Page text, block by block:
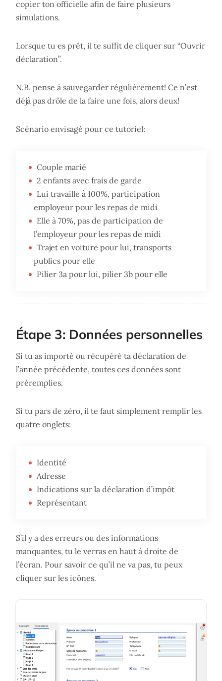
copier ton officielle afin de faire plusieurs
simulations.
Lorsque tu es prêt, il te suffit de cliquer sur “Ouvrir
déclaration”.
N.B. pense à sauvegarder régulièrement! Ce n’est
déjà pas drôle de la faire une fois, alors deux!
Scénario envisagé pour ce tutoriel:
Couple marié
2 enfants avec frais de garde
Lui travaille à 100%, participation
employeur pour les repas de midi
Elle à 70%, pas de participation de
l’employeur pour les repas de midi
Trajet en voiture pour lui, transports
publics pour elle
Pilier 3a pour lui, pilier 3b pour elle
Étape 3: Données personnelles
Si tu as importé ou récupéré ta déclaration de
l’année précédente, toutes ces données sont
préremplies.
Si tu pars de zéro, il te faut simplement remplir les
quatre onglets:
Identité
Adresse
Indications sur la déclaration d’impôt
Représentant
S’il y a des erreurs ou des informations
manquantes, tu le verras en haut à droite de
l’écran. Pour savoir ce qu’il ne va pas, tu peux
cliquer sur les icônes.